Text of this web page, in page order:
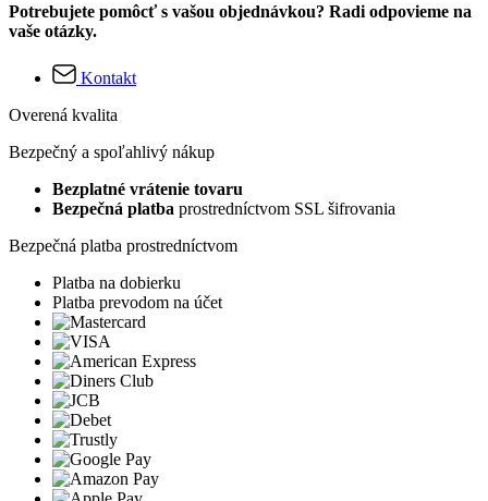
Potrebujete pomôcť s vašou objednávkou? Radi odpovieme na
vaše otázky.
Kontakt
Overená kvalita
Bezpečný a spoľahlivý nákup
Bezplatné vrátenie tovaru
Bezpečná platba prostredníctvom SSL šifrovania
Bezpečná platba prostredníctvom
Platba na dobierku
Platba prevodom na účet